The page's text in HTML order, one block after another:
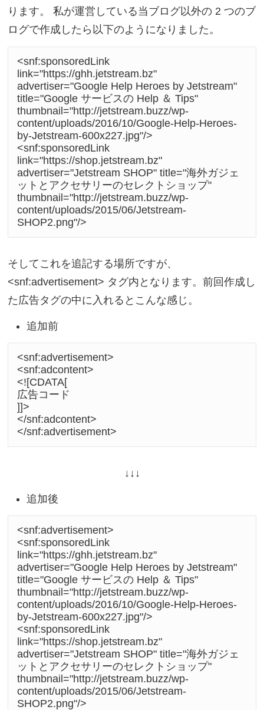
ります。 私が運営している当ブログ以外の 2 つのブ
ログで作成したら以下のようになりました。
<snf:sponsoredLink
link="https://ghh.jetstream.bz"
advertiser="Google Help Heroes by Jetstream"
title="Google サービスの Help ＆ Tips"
thumbnail="http://jetstream.buzz/wp-
content/uploads/2016/10/Google-Help-Heroes-
by-Jetstream-600x227.jpg"/>
<snf:sponsoredLink
link="https://shop.jetstream.bz"
advertiser="Jetstream SHOP" title="海外ガジェ
ットとアクセサリーのセレクトショップ"
thumbnail="http://jetstream.buzz/wp-
content/uploads/2015/06/Jetstream-
SHOP2.png"/>
そしてこれを追記する場所ですが、
<snf:advertisement> タグ内となります。前回作成し
た広告タグの中に入れるとこんな感じ。
追加前
<snf:advertisement>
<snf:adcontent>
<![CDATA[
広告コード
]]>
</snf:adcontent>
</snf:advertisement>
↓↓↓
追加後
<snf:advertisement>
<snf:sponsoredLink
link="https://ghh.jetstream.bz"
advertiser="Google Help Heroes by Jetstream"
title="Google サービスの Help ＆ Tips"
thumbnail="http://jetstream.buzz/wp-
content/uploads/2016/10/Google-Help-Heroes-
by-Jetstream-600x227.jpg"/>
<snf:sponsoredLink
link="https://shop.jetstream.bz"
advertiser="Jetstream SHOP" title="海外ガジェ
ットとアクセサリーのセレクトショップ"
thumbnail="http://jetstream.buzz/wp-
content/uploads/2015/06/Jetstream-
SHOP2.png"/>